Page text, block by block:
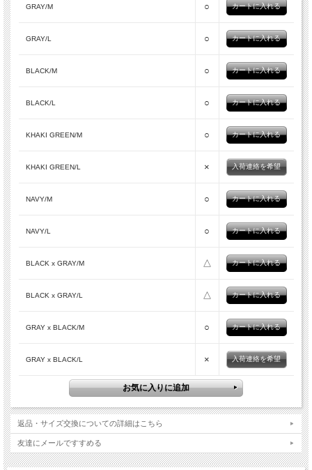
GRAY/M ○
GRAY/L ○
BLACK/M ○
BLACK/L ○
KHAKI GREEN/M ○
KHAKI GREEN/L × 入荷連絡を希望
NAVY/M ○
NAVY/L ○
BLACK x GRAY/M △
BLACK x GRAY/L △
GRAY x BLACK/M ○
GRAY x BLACK/L × 入荷連絡を希望
返品・サイズ交換についての詳細はこちら
友達にメールですすめる